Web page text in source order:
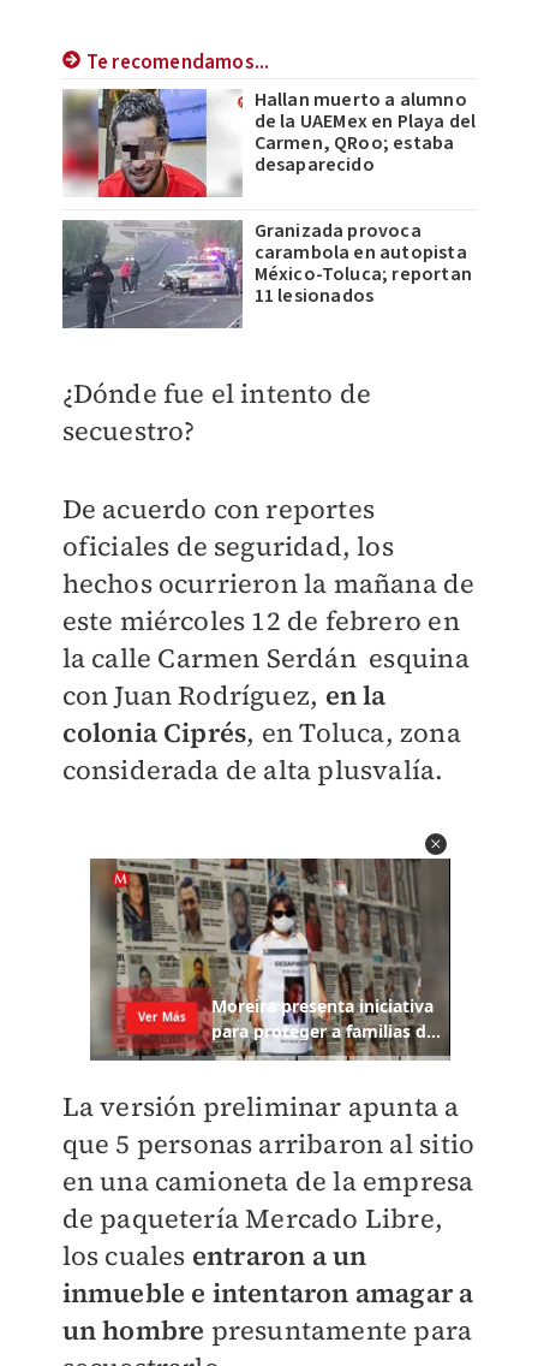
Te recomendamos...
Hallan muerto a alumno
de la UAEMex en Playa del
Carmen, QRoo; estaba
desaparecido
Granizada provoca
carambola en autopista
México-Toluca; reportan
11 lesionados
¿Dónde fue el intento de
secuestro?
De acuerdo con reportes
oficiales de seguridad, los
hechos ocurrieron la mañana de
este miércoles 12 de febrero en
la calle Carmen Serdán esquina
con Juan Rodríguez, en la
colonia Ciprés, en Toluca, zona
considerada de alta plusvalía.
La versión preliminar apunta a
que 5 personas arribaron al sitio
en una camioneta de la empresa
de paquetería Mercado Libre,
los cuales entraron a un
inmueble e intentaron amagar a
un hombre presuntamente para